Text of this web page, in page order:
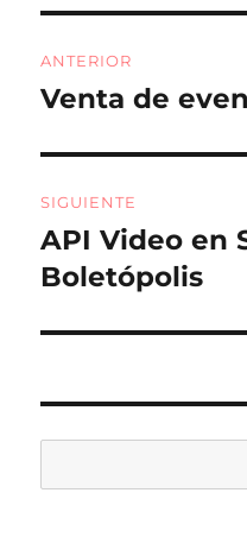
o
o
k
de
ANTERIOR
Entrada
Venta de
SIGUIENTE
Entrada
siguiente:
API Video en
Boletópolis